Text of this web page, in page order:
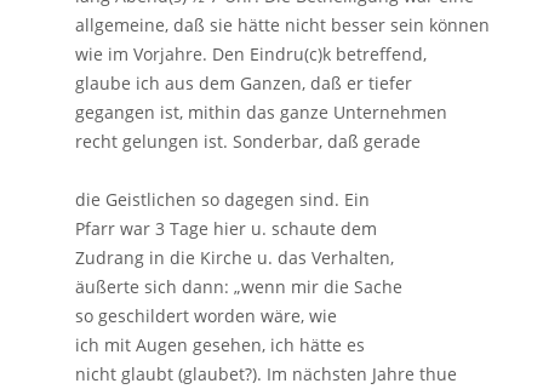
allgemeine, daß sie hätte nicht besser sein können
wie im Vorjahre. Den Eindru(c)k betreffend,
glaube ich aus dem Ganzen, daß er tiefer
gegangen ist, mithin das ganze Unternehmen
recht gelungen ist. Sonderbar, daß gerade
die Geistlichen so dagegen sind. Ein
Pfarr war 3 Tage hier u. schaute dem
Zudrang in die Kirche u. das Verhalten,
äußerte sich dann: „wenn mir die Sache
so geschildert worden wäre, wie
ich mit Augen gesehen, ich hätte es
nicht glaubt (glaubet?). Im nächsten Jahre thue